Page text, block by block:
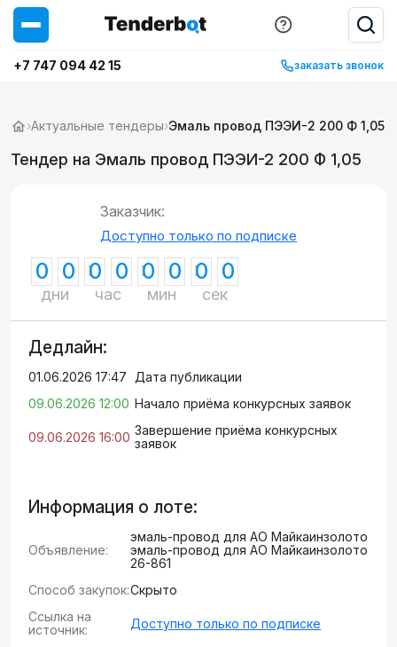
+7 747 094 42 15 заказать звонок
›Актуальные тендеры›Эмаль провод ПЭЭИ-2 200 Ф 1,05
Тендер на Эмаль провод ПЭЭИ-2 200 Ф 1,05
Заказчик:
Доступно только по подписке
0 0
дни
0 0
час
0 0
мин
0 0
сек
Дедлайн:
01.06.2026 17:47
Дата публикации
09.06.2026 12:00 Начало приёма конкурсных заявок
09.06.2026 16:00 Завершение приёма конкурсных
заявок
Информация о лоте:
Объявление:
эмаль-провод для АО Майкаинзолото
эмаль-провод для АО Майкаинзолото
26-861
Способ закупок:Скрыто
Ссылка на
источник:
Доступно только по подписке